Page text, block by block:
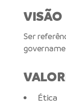
VISÃO
Ser
Ética